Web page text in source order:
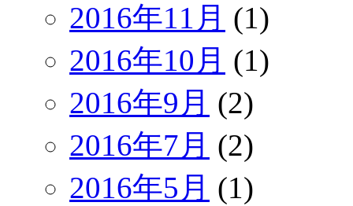
2016年11月 (1)
2016年10月 (1)
2016年9月 (2)
2016年7月 (2)
2016年5月 (1)